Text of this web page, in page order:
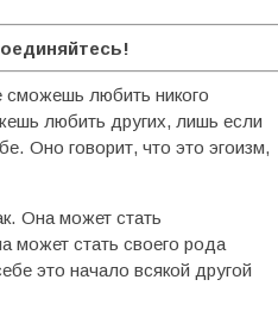
сможешь любить никого
любить других, лишь если
Оно говорит, что это эгоизм,
Она может стать
может стать своего рода
это начало всякой другой